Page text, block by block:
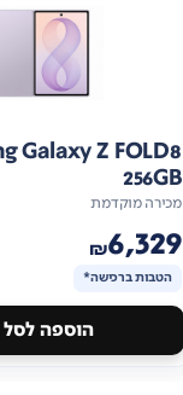
Galaxy Z FOLD8
256GB
מכירה מוקדמת
₪6,329
הטבות ברכישה*
הוספה לסל